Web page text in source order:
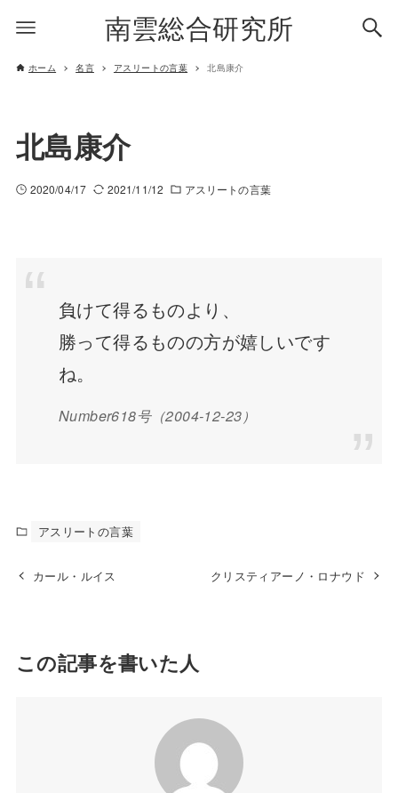
南雲総合研究所
ホーム 名言 アスリートの言葉 北島康介
北島康介
2020/04/17 2021/11/12 アスリートの言葉
負けて得るものより、
勝って得るものの方が嬉しいです
ね。
Number618号（2004-12-23）
アスリートの言葉
カール・ルイス クリスティアーノ・ロナウド
この記事を書いた人